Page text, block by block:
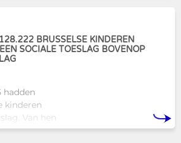
financiële
gezinnen
BRUSSELSE KINDEREN
SOCIALE TOESLAG BOVENOP
hadden
kinderen
Van hen
kinderen ook